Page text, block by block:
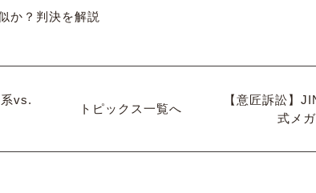
か？判決を解説
系vs.
トピックス一覧へ
【意匠訴訟】
式メ